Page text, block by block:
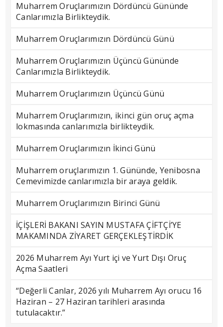
Muharrem Oruçlarımızın Dördüncü Gününde
Canlarımızla Birlikteydik.
Muharrem Oruçlarımızın Dördüncü Günü
Muharrem Oruçlarımızın Üçüncü Gününde
Canlarımızla Birlikteydik.
Muharrem Oruçlarımızın Üçüncü Günü
Muharrem Oruçlarımızın, ikinci gün oruç açma
lokmasında canlarımızla birlikteydik.
Muharrem Oruçlarımızın İkinci Günü
Muharrem oruçlarımızın 1. Gününde, Yenibosna
Cemevimizde canlarımızla bir araya geldik.
Muharrem Oruçlarımızın Birinci Günü
İÇİŞLERİ BAKANI SAYIN MUSTAFA ÇİFTÇİ’YE
MAKAMINDA ZİYARET GERÇEKLEŞTİRDİK
2026 Muharrem Ayı Yurt içi ve Yurt Dışı Oruç
Açma Saatleri
“Değerli Canlar, 2026 yılı Muharrem Ayı orucu 16
Haziran – 27 Haziran tarihleri arasında
tutulacaktır.”